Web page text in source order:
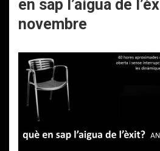
en sap l’aigua de
novembre